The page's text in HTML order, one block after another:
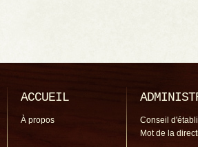
ACCUEIL
À propos
Conseil
Mot de la